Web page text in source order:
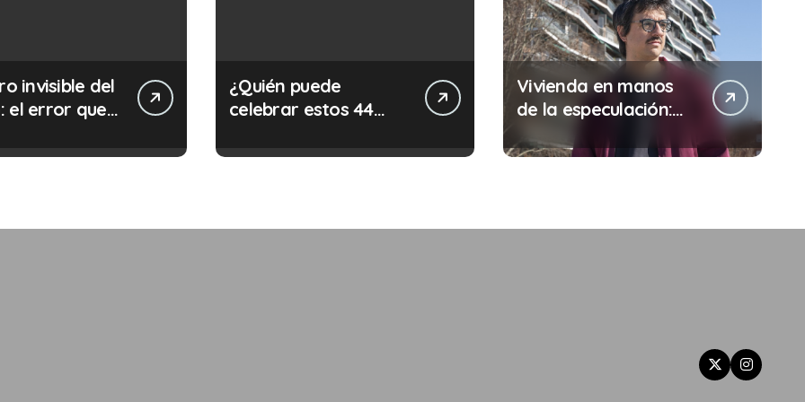
invisible del
el error que
en tu trabajo
¿Quién puede
celebrar estos 44
Vivienda en manos
de la especulación:
no te da para vivir